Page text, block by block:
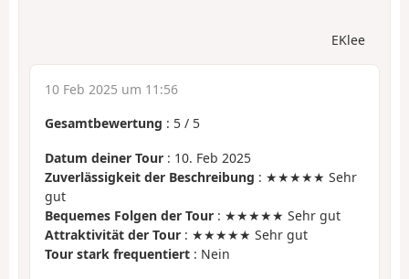
EKlee
10 Feb 2025 um 11:56
Gesamtbewertung : 5 / 5
Datum deiner Tour : 10. Feb 2025
Zuverlässigkeit der Beschreibung : ★★★★★ Sehr
gut
Bequemes Folgen der Tour : ★★★★★ Sehr gut
Attraktivität der Tour : ★★★★★ Sehr gut
Tour stark frequentiert : Nein